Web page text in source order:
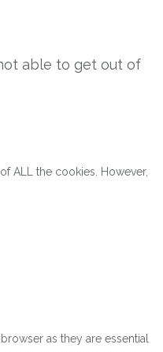
able to get out of
ALL the cookies. However,
as they are essential